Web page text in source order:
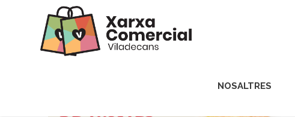
NOSALTRES